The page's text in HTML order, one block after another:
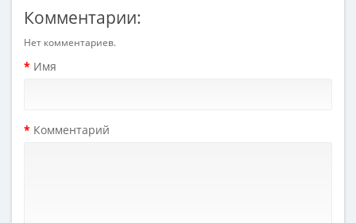
Комментарии:
Нет комментариев.
Имя
Комментарий